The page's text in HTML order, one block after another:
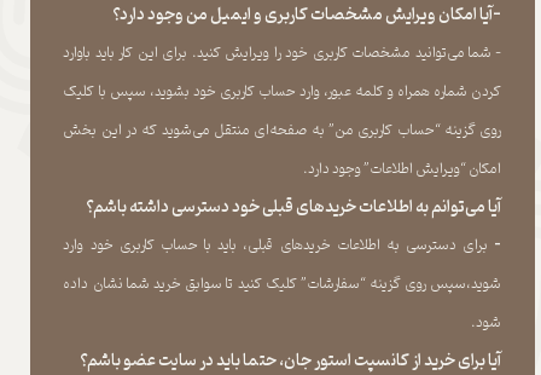
-آیا امکان ویرایش مشخصات کاربری و ایمیل من وجود دارد؟
- شما می‏‌توانید مشخصات کاربری خود را ویرایش کنید. برای این کار باید باوارد
کردن شماره همراه و کلمه عبور، وارد حساب کاربری خود بشوید، سپس با کلیک
روی گزینه “حساب کاربری من” به صفحه‏‌ای منتقل می‏‌شوید که در این بخش
امکان “ویرایش اطلاعات” وجود دارد.​​​​​​​
آیا می‌‏توانم به اطلاعات خریدهای قبلی خود دسترسی داشته باشم؟
​​​​​​​- برای دسترسی به اطلاعات خریدهای قبلی، باید با حساب کاربری خود وارد
شوید،سپس روی گزینه “سفارشات” کلیک کنید تا سوابق خرید شما نشان داده
‏شود.​​​​​​​
آیا برای خرید از کانسپت استور جان، حتما باید در سایت عضو باشم؟